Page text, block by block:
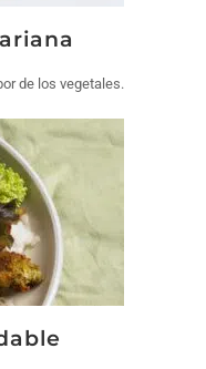
de los vegetales.